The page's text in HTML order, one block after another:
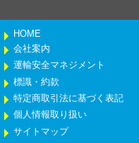
HOME
会社案内
運輸安全マネジメント
標識・約款
特定商取引法に基づく表記
個人情報取り扱い
サイトマップ